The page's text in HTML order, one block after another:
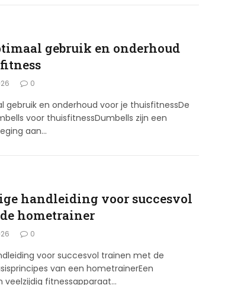
gebruik en onderhoud
0
gebruik en onderhoud voor je thuisfitnessDe
voor thuisfitnessDumbells zijn een
aan…
handleiding voor succesvol
hometrainer
0
voor succesvol trainen met de
van een hometrainerEen
veelzijdig fitnessapparaat…